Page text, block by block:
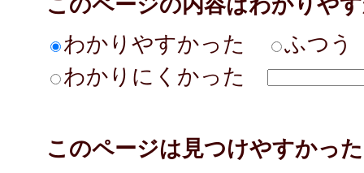
わかりやすかった
ふつう
わかりにくかった
このページは見つけやすかっ